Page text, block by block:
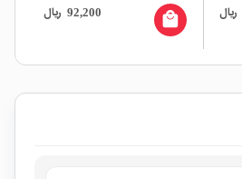
ریال 92,200 ریال local_mall